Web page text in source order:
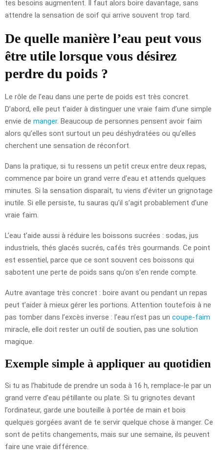
tes besoins augmentent. Il faut alors boire davantage, sans
attendre la sensation de soif qui arrive souvent trop tard.
De quelle manière l’eau peut vous
être utile lorsque vous désirez
perdre du poids ?
Le rôle de l’eau dans une perte de poids est très concret.
D’abord, elle peut t’aider à distinguer une vraie faim d’une simple
envie de manger. Beaucoup de personnes pensent avoir faim
alors qu’elles sont surtout un peu déshydratées ou qu’elles
cherchent une sensation de réconfort.
Dans la pratique, si tu ressens un petit creux entre deux repas,
commence par boire un grand verre d’eau et attends quelques
minutes. Si la sensation disparaît, tu viens d’éviter un grignotage
inutile. Si elle persiste, tu sauras qu’il s’agit probablement d’une
vraie faim.
L’eau t’aide aussi à réduire les boissons sucrées : sodas, jus
industriels, thés glacés sucrés, cafés très gourmands. Ce point
est essentiel, parce que ce sont souvent ces boissons qui
sabotent une perte de poids sans qu’on s’en rende compte.
Autre avantage très concret : boire avant ou pendant un repas
peut t’aider à mieux gérer les portions. Attention toutefois à ne
pas tomber dans l’excès inverse : l’eau n’est pas un coupe-faim
miracle, elle doit rester un outil de soutien, pas une solution
magique.
Exemple simple à appliquer au quotidien
Si tu as l’habitude de prendre un soda à 16 h, remplace-le par un
grand verre d’eau pétillante ou plate. Si tu grignotes devant
l’ordinateur, garde une bouteille à portée de main et bois
quelques gorgées avant de te servir quelque chose à manger. Ce
sont de petits changements, mais sur une semaine, ils peuvent
faire une vraie différence.